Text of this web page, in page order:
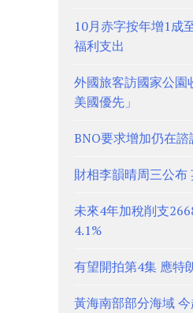
10月赤字按年增1成
福利支出
外國旅客訪國家公園
美國優先」
BNO要求增加仍在
財相李韻晴周三公布
未來4年加稅削支
4.1%
有望開拍第4集 應特
黃海南部部分海域